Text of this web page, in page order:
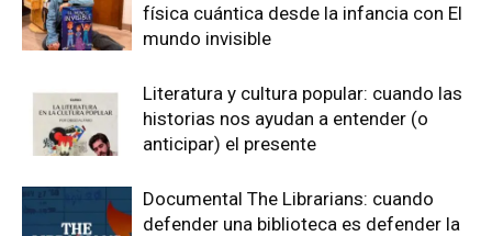
física cuántica desde la infancia con El
mundo invisible
Literatura y cultura popular: cuando las
historias nos ayudan a entender (o
anticipar) el presente
Documental The Librarians: cuando
defender una biblioteca es defender la